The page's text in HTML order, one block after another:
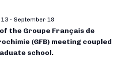
- September 18
the Groupe Français de
(GFB) meeting coupled
school.